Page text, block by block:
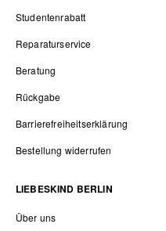
Studentenrabatt
Reparaturservice
Beratung
Rückgabe
Barrierefreiheitserklärung
Bestellung widerrufen
LIEBESKIND BERLIN
Über uns